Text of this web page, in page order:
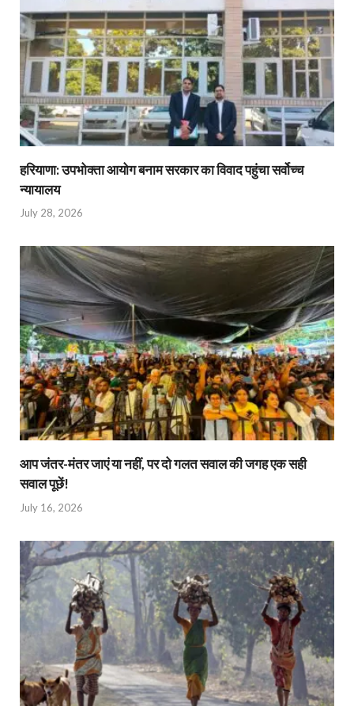
हरियाणा: उपभोक्ता आयोग बनाम सरकार का विवाद पहुंचा सर्वोच्च
न्यायालय
July 28, 2026
आप जंतर-मंतर जाएं या नहीं, पर दो गलत सवाल की जगह एक सही
सवाल पूछें!
July 16, 2026